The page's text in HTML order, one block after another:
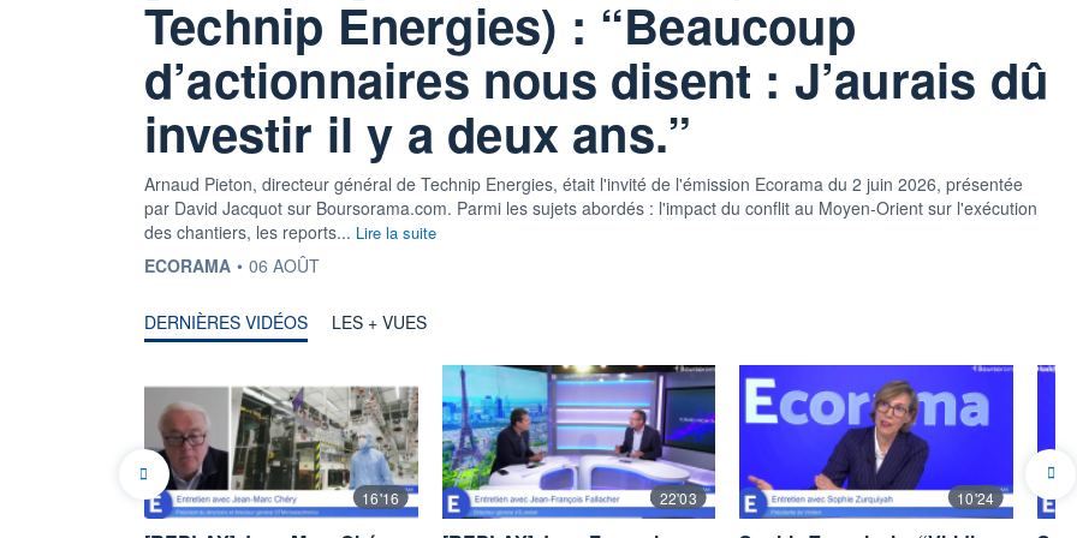
Technip Energies) : “Beaucoup
d’actionnaires nous disent : J’aurais dû
investir il y a deux ans.”
Arnaud Pieton, directeur général de Technip Energies, était l'invité de l'émission Ecorama du 2 juin 2026, présentée
par David Jacquot sur Boursorama.com. Parmi les sujets abordés : l'impact du conflit au Moyen-Orient sur l'exécution
des chantiers, les reports... Lire la suite
INFORMATION FOURNIE PAR
ECORAMA • 06 AOÛT
DERNIÈRES VIDÉOS LES + VUES
16'16 22'03 10'24